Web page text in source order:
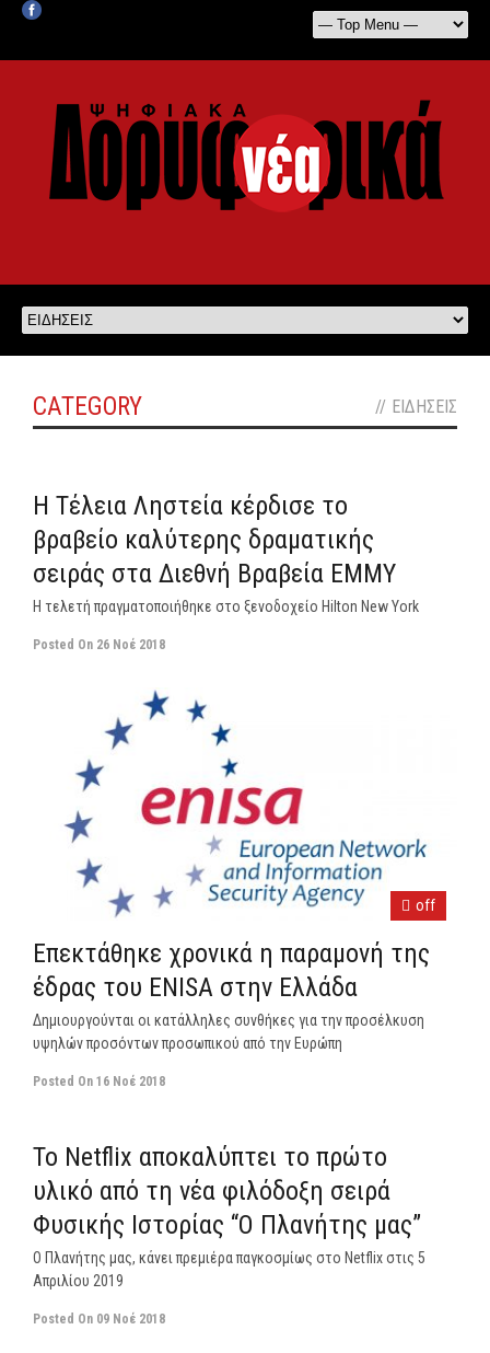
CATEGORY // ΕΙΔΗΣΕΙΣ
Η Τέλεια Ληστεία κέρδισε το
βραβείο καλύτερης δραματικής
σειράς στα Διεθνή Βραβεία EMMY
Η τελετή πραγματοποιήθηκε στο ξενοδοχείο Hilton New York
Posted On 26 Νοέ 2018
off
Επεκτάθηκε χρονικά η παραμονή της
έδρας του ENISA στην Ελλάδα
Δημιουργούνται οι κατάλληλες συνθήκες για την προσέλκυση
υψηλών προσόντων προσωπικού από την Ευρώπη
Posted On 16 Νοέ 2018
Το Netflix αποκαλύπτει το πρώτο
υλικό από τη νέα φιλόδοξη σειρά
Φυσικής Ιστορίας “Ο Πλανήτης μας”
Ο Πλανήτης μας, κάνει πρεμιέρα παγκοσμίως στο Netflix στις 5
Απριλίου 2019
Posted On 09 Νοέ 2018